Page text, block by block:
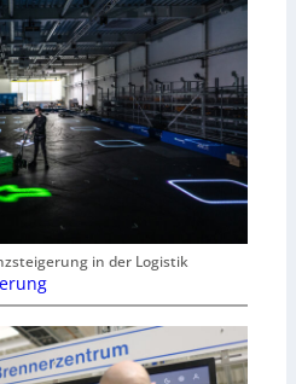
in der Logistik